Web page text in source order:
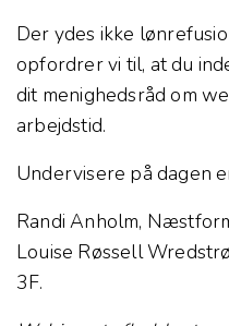
Der ydes ikke
opfordrer vi til, at du
dit menighedsråd om
arbejdstid.
Undervisere på dagen
Randi Anholm,
Louise Røssell
3F.